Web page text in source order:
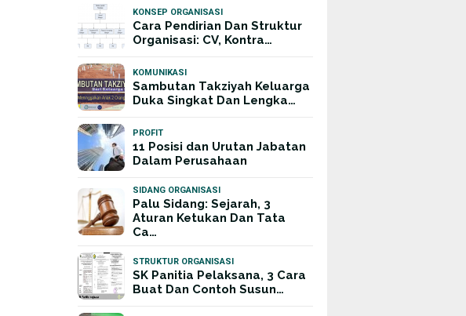
KONSEP ORGANISASI
Cara Pendirian Dan Struktur
Organisasi: CV, Kontra…
KOMUNIKASI
Sambutan Takziyah Keluarga
Duka Singkat Dan Lengka…
PROFIT
11 Posisi dan Urutan Jabatan
Dalam Perusahaan
SIDANG ORGANISASI
Palu Sidang: Sejarah, 3
Aturan Ketukan Dan Tata
Ca…
STRUKTUR ORGANISASI
SK Panitia Pelaksana, 3 Cara
Buat Dan Contoh Susun…